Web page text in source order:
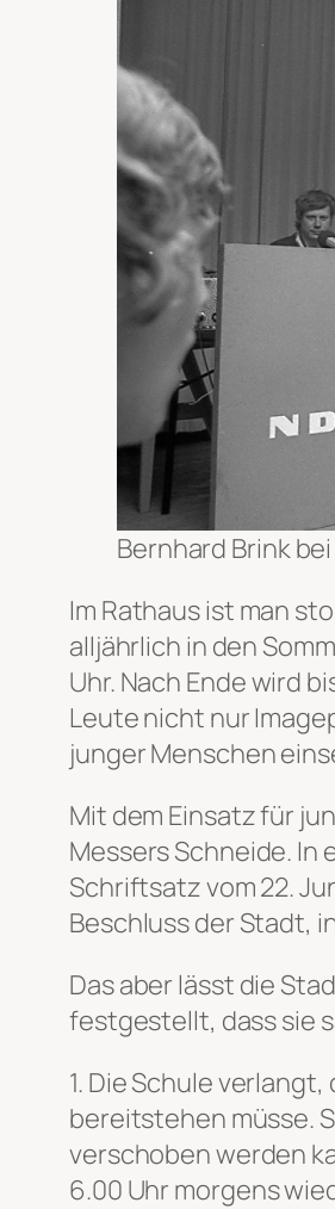
Bernhard Brink
Im Rathaus ist man
alljährlich in den
Uhr. Nach Ende wird
Leute nicht nur
junger Menschen
Mit dem Einsatz für
Messers Schneide. In
Schriftsatz vom 22.
Beschluss der Stadt,
Das aber lässt die
festgestellt, dass sie
1. Die Schule
bereitstehen müsse.
verschoben werden
6.00 Uhr morgens